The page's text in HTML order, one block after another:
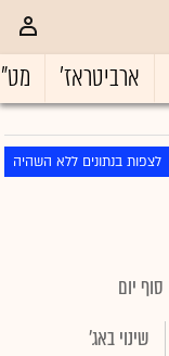
ארביטראז'
לצפות בנתונים ללא השהיה
סוף יום
שינוי באג'